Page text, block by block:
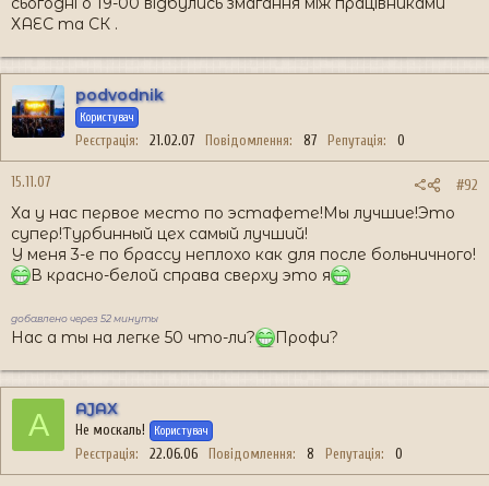
ХАЕС та СК .
podvodnik
Користувач
Реєстрація 21.02.07 Повідомлення 87 Репутація 0
15.11.07 #92
Ха у нас первое место по эстафете!Мы лучшие!Это
супер!Турбинный цех самый лучший!
У меня 3-е по брассу неплохо как для после больничного!
В красно-белой справа сверху это я
добавлено через 52 минуты
Нас а ты на легке 50 что-ли? Профи?
A AJAX
Не москаль! Користувач
Реєстрація 22.06.06 Повідомлення 8 Репутація 0